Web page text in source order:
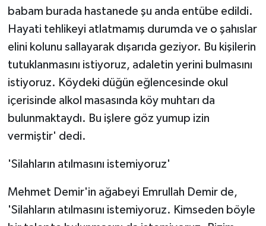
babam burada hastanede şu anda entübe edildi.
Hayati tehlikeyi atlatmamış durumda ve o şahıslar
elini kolunu sallayarak dışarıda geziyor. Bu kişilerin
tutuklanmasını istiyoruz, adaletin yerini bulmasını
istiyoruz. Köydeki düğün eğlencesinde okul
içerisinde alkol masasında köy muhtarı da
bulunmaktaydı. Bu işlere göz yumup izin
vermiştir' dedi.
'Silahların atılmasını istemiyoruz'
Mehmet Demir'in ağabeyi Emrullah Demir de,
'Silahların atılmasını istemiyoruz. Kimseden böyle